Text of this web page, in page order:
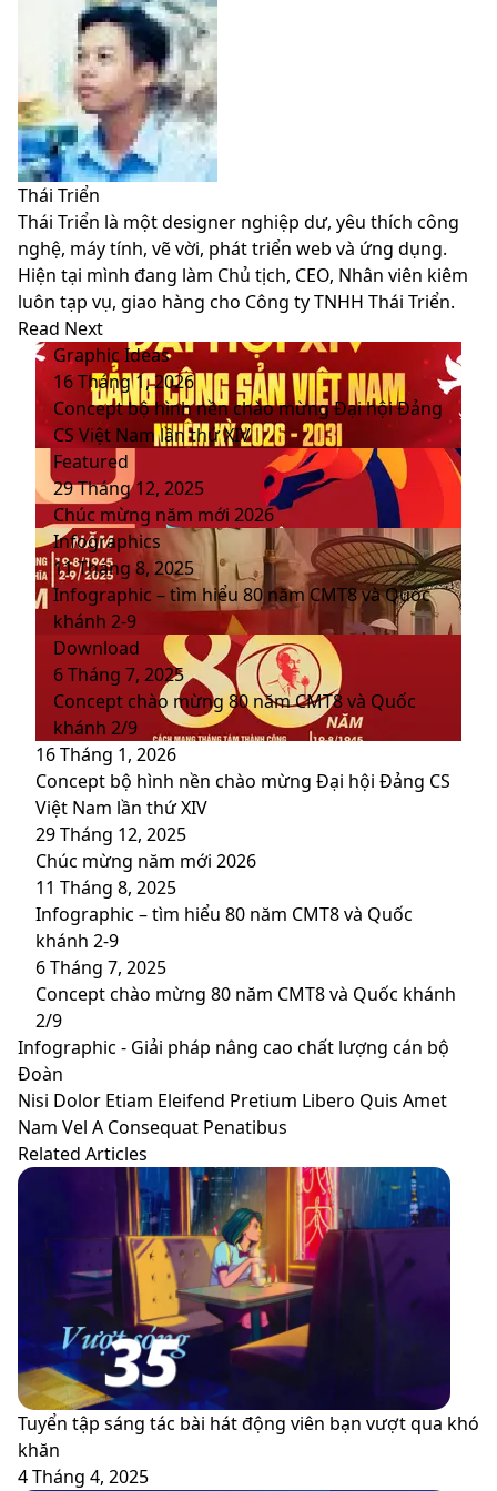
Thái Triển
Thái Triển là một designer nghiệp dư, yêu thích công
nghệ, máy tính, vẽ vời, phát triển web và ứng dụng.
Hiện tại mình đang làm Chủ tịch, CEO, Nhân viên kiêm
luôn tạp vụ, giao hàng cho Công ty TNHH Thái Triển.
Website
Facebook
LinkedIn
YouTube
Read Next
Graphic Ideas
16 Tháng 1, 2026
Concept bộ hình nền chào mừng Đại hội Đảng
CS Việt Nam lần thứ XIV
Featured
29 Tháng 12, 2025
Chúc mừng năm mới 2026
Infographics
11 Tháng 8, 2025
Infographic – tìm hiểu 80 năm CMT8 và Quốc
khánh 2-9
Download
6 Tháng 7, 2025
Concept chào mừng 80 năm CMT8 và Quốc
khánh 2/9
16 Tháng 1, 2026
Concept bộ hình nền chào mừng Đại hội Đảng CS
Việt Nam lần thứ XIV
29 Tháng 12, 2025
Chúc mừng năm mới 2026
11 Tháng 8, 2025
Infographic – tìm hiểu 80 năm CMT8 và Quốc
khánh 2-9
6 Tháng 7, 2025
Concept chào mừng 80 năm CMT8 và Quốc khánh
2/9
Infographic
-
Giải
pháp
nâng
cao
Đoàn
Infographic - Giải pháp nâng cao chất lượng cán bộ
Đoàn
Nisi
Dolor
Etiam
Eleifend
Amet
Nam
Vel
A
Consequat
Penatibus
Nisi Dolor Etiam Eleifend Pretium Libero Quis Amet
Nam Vel A Consequat Penatibus
Related Articles
Tuyển tập sáng tác bài hát động viên bạn vượt qua khó
khăn
4 Tháng 4, 2025